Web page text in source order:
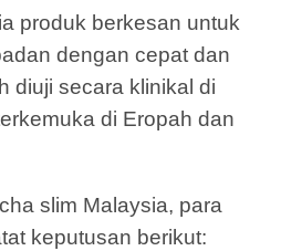
produk berkesan untuk
dengan cepat dan
diuji secara klinikal di
di Eropah dan
slim Malaysia, para
keputusan berikut: